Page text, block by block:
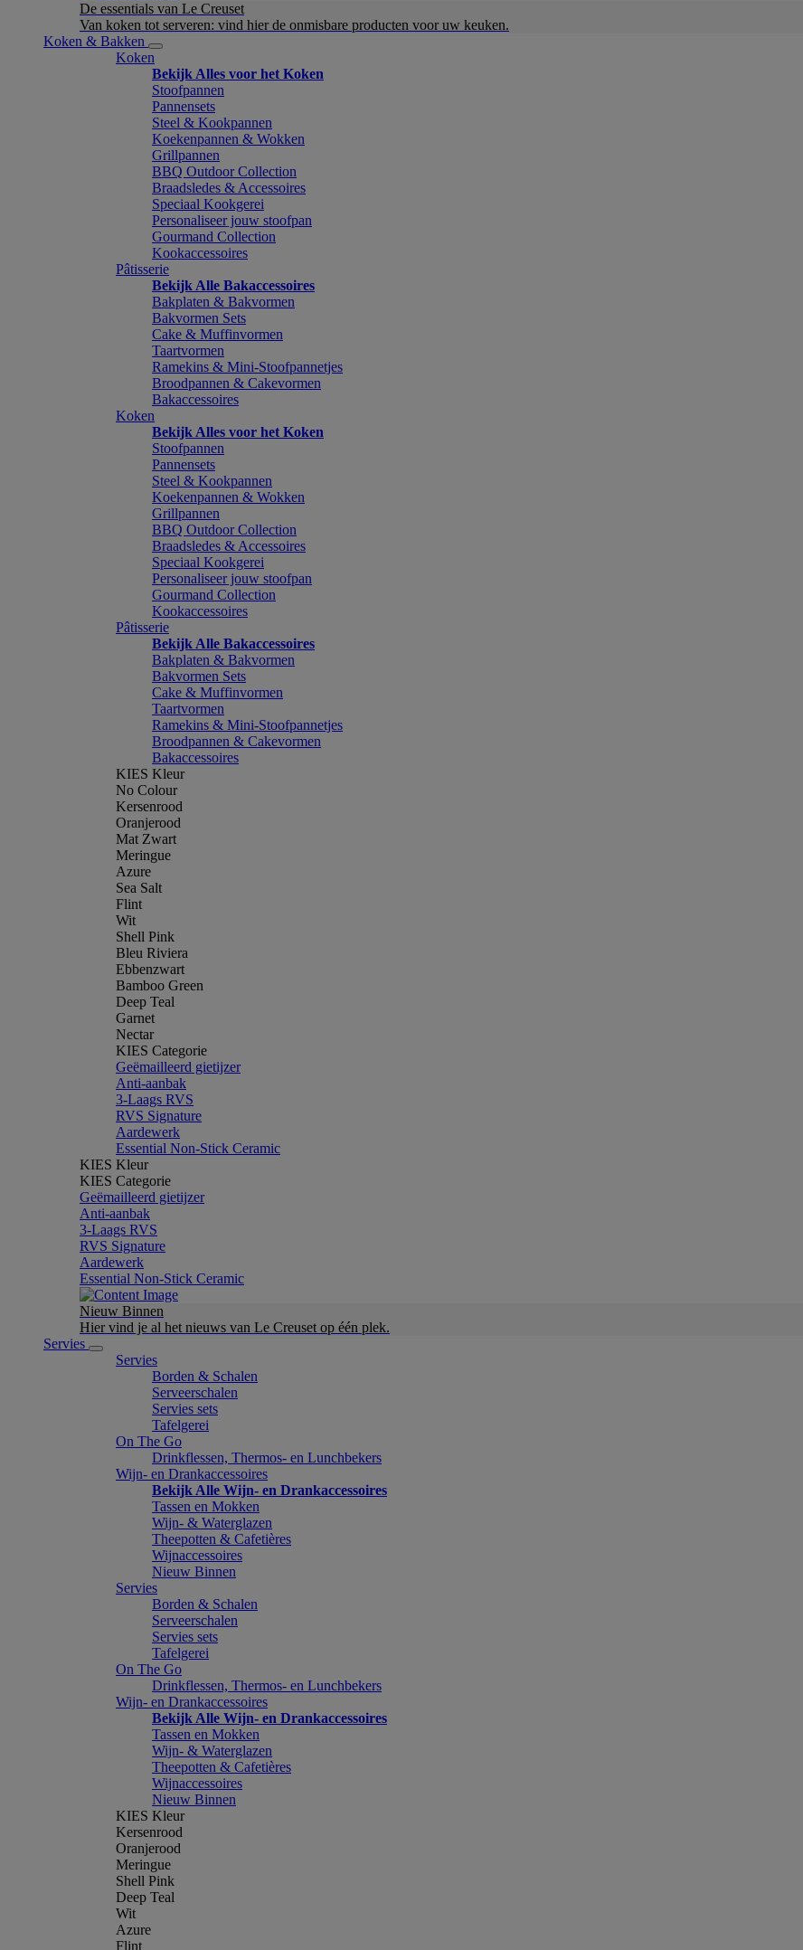
De essentials van Le Creuset
Van koken tot serveren: vind hier de onmisbare producten voor uw keuken.
Koken & Bakken
Koken
Bekijk Alles voor het Koken
Stoofpannen
Pannensets
Steel & Kookpannen
Koekenpannen & Wokken
Grillpannen
BBQ Outdoor Collection
Braadsledes & Accessoires
Speciaal Kookgerei
Personaliseer jouw stoofpan
Gourmand Collection
Kookaccessoires
Pâtisserie
Bekijk Alle Bakaccessoires
Bakplaten & Bakvormen
Bakvormen Sets
Cake & Muffinvormen
Taartvormen
Ramekins & Mini-Stoofpannetjes
Broodpannen & Cakevormen
Bakaccessoires
Koken
Bekijk Alles voor het Koken
Stoofpannen
Pannensets
Steel & Kookpannen
Koekenpannen & Wokken
Grillpannen
BBQ Outdoor Collection
Braadsledes & Accessoires
Speciaal Kookgerei
Personaliseer jouw stoofpan
Gourmand Collection
Kookaccessoires
Pâtisserie
Bekijk Alle Bakaccessoires
Bakplaten & Bakvormen
Bakvormen Sets
Cake & Muffinvormen
Taartvormen
Ramekins & Mini-Stoofpannetjes
Broodpannen & Cakevormen
Bakaccessoires
KIES Kleur
No Colour
Kersenrood
Oranjerood
Mat Zwart
Meringue
Azure
Sea Salt
Flint
Wit
Shell Pink
Bleu Riviera
Ebbenzwart
Bamboo Green
Deep Teal
Garnet
Nectar
KIES Categorie
Geëmailleerd gietijzer
Anti-aanbak
3-Laags RVS
RVS Signature
Aardewerk
Essential Non-Stick Ceramic
KIES Kleur
KIES Categorie
Geëmailleerd gietijzer
Anti-aanbak
3-Laags RVS
RVS Signature
Aardewerk
Essential Non-Stick Ceramic
Nieuw Binnen
Hier vind je al het nieuws van Le Creuset op één plek.
Servies
Servies
Borden & Schalen
Serveerschalen
Servies sets
Tafelgerei
On The Go
Drinkflessen, Thermos- en Lunchbekers
Wijn- en Drankaccessoires
Bekijk Alle Wijn- en Drankaccessoires
Tassen en Mokken
Wijn- & Waterglazen
Theepotten & Cafetières
Wijnaccessoires
Nieuw Binnen
Servies
Borden & Schalen
Serveerschalen
Servies sets
Tafelgerei
On The Go
Drinkflessen, Thermos- en Lunchbekers
Wijn- en Drankaccessoires
Bekijk Alle Wijn- en Drankaccessoires
Tassen en Mokken
Wijn- & Waterglazen
Theepotten & Cafetières
Wijnaccessoires
Nieuw Binnen
KIES Kleur
Kersenrood
Oranjerood
Meringue
Shell Pink
Deep Teal
Wit
Azure
Flint